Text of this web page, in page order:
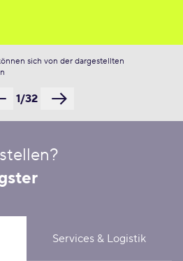
sich von der dargestellten
1/32
Services & Logistik